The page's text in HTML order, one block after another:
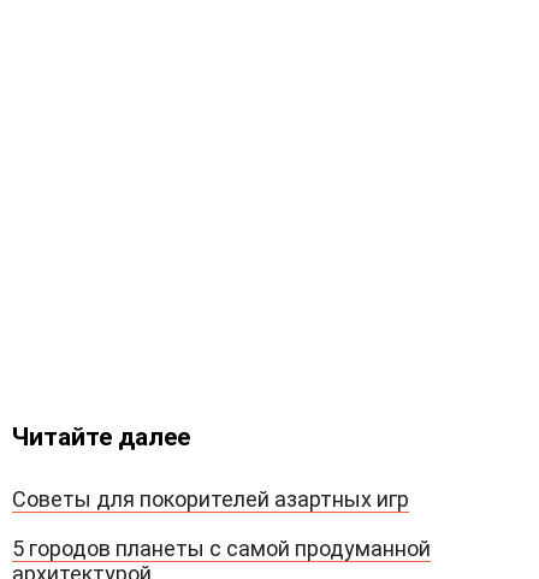
Читайте далее
Советы для покорителей азартных игр
5 городов планеты с самой продуманной
архитектурой